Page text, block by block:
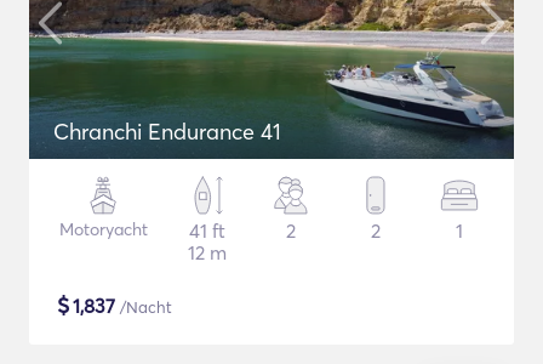
Chranchi Endurance 41
Motoryacht
41 ft
12 m
2 2 1
$1,837 /Nacht